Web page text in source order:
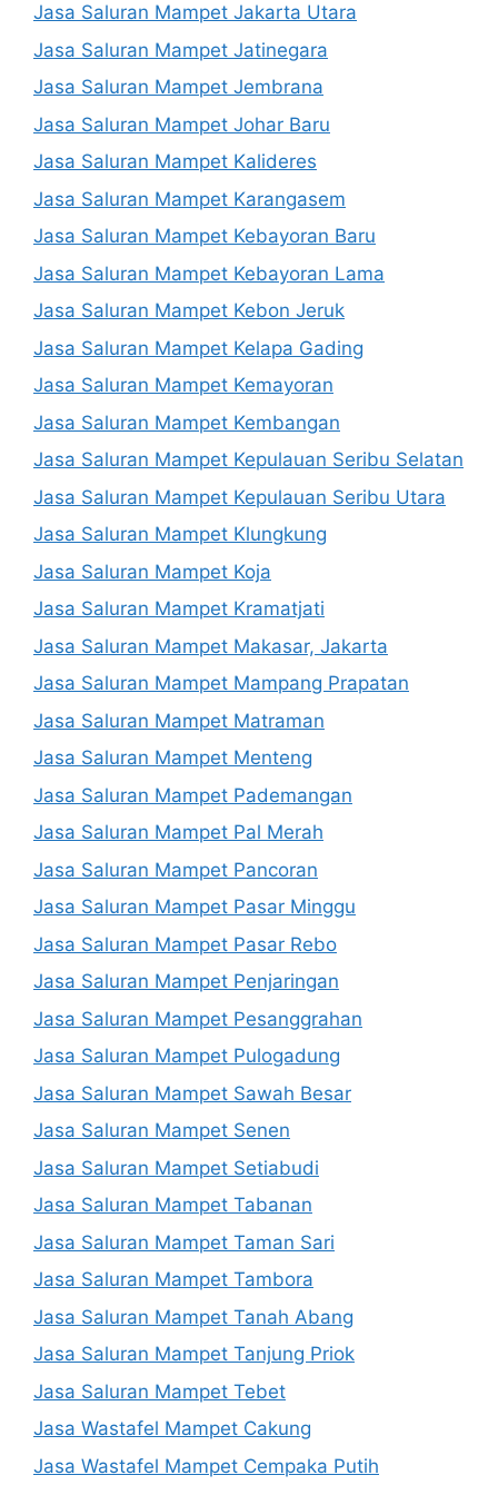
Jasa Saluran Mampet Jakarta Utara
Jasa Saluran Mampet Jatinegara
Jasa Saluran Mampet Jembrana
Jasa Saluran Mampet Johar Baru
Jasa Saluran Mampet Kalideres
Jasa Saluran Mampet Karangasem
Jasa Saluran Mampet Kebayoran Baru
Jasa Saluran Mampet Kebayoran Lama
Jasa Saluran Mampet Kebon Jeruk
Jasa Saluran Mampet Kelapa Gading
Jasa Saluran Mampet Kemayoran
Jasa Saluran Mampet Kembangan
Jasa Saluran Mampet Kepulauan Seribu Selatan
Jasa Saluran Mampet Kepulauan Seribu Utara
Jasa Saluran Mampet Klungkung
Jasa Saluran Mampet Koja
Jasa Saluran Mampet Kramatjati
Jasa Saluran Mampet Makasar, Jakarta
Jasa Saluran Mampet Mampang Prapatan
Jasa Saluran Mampet Matraman
Jasa Saluran Mampet Menteng
Jasa Saluran Mampet Pademangan
Jasa Saluran Mampet Pal Merah
Jasa Saluran Mampet Pancoran
Jasa Saluran Mampet Pasar Minggu
Jasa Saluran Mampet Pasar Rebo
Jasa Saluran Mampet Penjaringan
Jasa Saluran Mampet Pesanggrahan
Jasa Saluran Mampet Pulogadung
Jasa Saluran Mampet Sawah Besar
Jasa Saluran Mampet Senen
Jasa Saluran Mampet Setiabudi
Jasa Saluran Mampet Tabanan
Jasa Saluran Mampet Taman Sari
Jasa Saluran Mampet Tambora
Jasa Saluran Mampet Tanah Abang
Jasa Saluran Mampet Tanjung Priok
Jasa Saluran Mampet Tebet
Jasa Wastafel Mampet Cakung
Jasa Wastafel Mampet Cempaka Putih